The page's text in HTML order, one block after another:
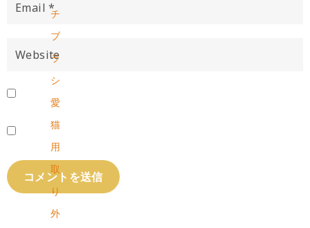
チ
ブ
ラ
シ
愛
猫
用
取
り
外